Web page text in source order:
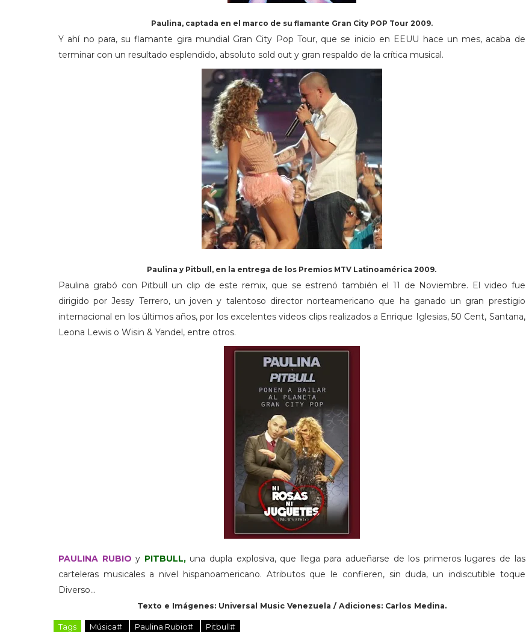
Paulina, captada en el marco de su flamante Gran City POP Tour 2009.
Y ahí no para, su flamante gira mundial Gran City Pop Tour, que se inicio en EEUU hace un mes, acaba de
terminar con un resultado esplendido, absoluto sold out y gran respaldo de la crítica musical.
Paulina y Pitbull, en la entrega de los Premios MTV Latinoamérica 2009.
Paulina grabó con Pitbull un clip de este remix, que se estrenó también el 11 de Noviembre. El video fue
dirigido por Jessy Terrero, un joven y talentoso director norteamericano que ha ganado un gran prestigio
internacional en los últimos años, por los excelentes videos clips realizados a Enrique Iglesias, 50 Cent, Santana,
Leona Lewis o Wisin & Yandel, entre otros.
PAULINA RUBIO y PITBULL,una dupla explosiva, que llega para adueñarse de los primeros lugares de las
carteleras musicales a nivel hispanoamericano. Atributos que le confieren, sin duda, un indiscutible toque
Diverso...
Texto e Imágenes: Universal Music Venezuela / Adiciones: Carlos Medina.
Tags Música# Paulina Rubio# Pitbull#